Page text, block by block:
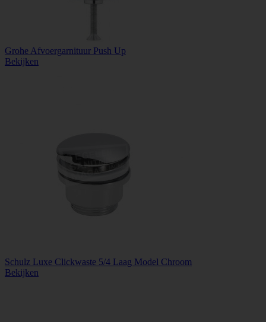
Grohe Afvoergarnituur Push Up
Bekijken
Schulz Luxe Clickwaste 5/4 Laag Model Chroom
Bekijken